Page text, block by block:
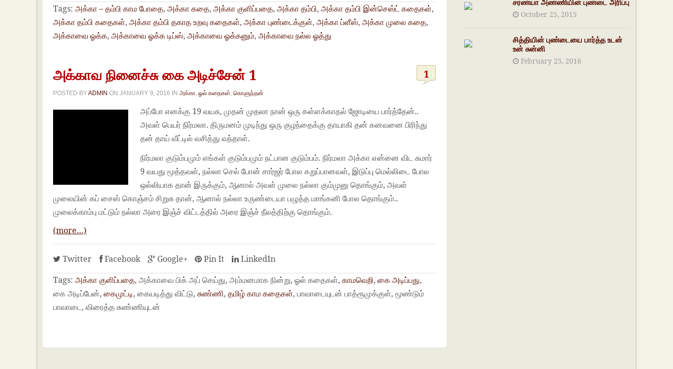
Tags: அக்கா – தம்பி காம போதை,அக்கா கதை,அக்கா குளிப்பதை,அக்கா தம்பி,அக்கா தம்பி இன்செஸ்ட் கதைகள்,
அக்கா தம்பி கதைகள்,அக்கா தம்பி தகாத உறவு கதைகள்,அக்கா புண்டைக்குள்,அக்கா ப்ளீஸ்,அக்கா முலை கதை,
அக்காவை ஓக்க,அக்காவை ஓக்க டிப்ஸ்,அக்காவை ஓக்கனும்,அக்காவை நல்ல ஓத்து
அக்காவ நினைச்சு கை அடிச்சேன் 1 1
POSTED BYADMIN ONJANUARY 9, 2016 INஅக்கா ,ஓல் கதைகள் ,கொளுந்தன்
அப்போ எனக்கு 19 வயசு, முதன் முதலா நான் ஒரு கள்ளக்காதல் ஜோடியை பார்த்தேன்..
அவள் பெயர் நிர்மலா. திருமனம் முடிந்து ஒரு குழந்தைக்கு தாயாகி தன் கனவனை பிரிந்து
தன் தாய் வீட்டில் வசித்து வந்தாள்.
நிர்மலா குடும்பமும் எங்கள் குடும்பமும் நட்பான குடும்பம். நிர்மலா அக்கா என்னை விட சுமார்
9 வயது மூத்தவள், நல்லா செல் போன் சார்ஜர் போல கறுப்பானவள், இடுப்பு மெல்லிடை போல
ஒல்லியாக தான் இருக்கும், ஆனால் அவள் முலை நல்லா கும்முனு தொங்கும், அவள்
முலையின் கப் சைஸ் கொஞ்சம் சிறுசு தான், ஆனால் நல்லா உருண்டையா பழுத்த மாங்கனி போல தொங்கும்..
முலைக்காம்பு மட்டும் நல்லா அரை இஞ்ச் விட்டத்தில் அரை இஞ்ச் நீலத்திற்கு தொங்கும்.
(more…)
Twitter Facebook Google+ Pin It
LinkedIn
Tags: அக்கா குளிப்பதை, அக்காவை பிக் அப் செய்து, அம்மனமாக நின்று, ஓல் கதைகள்,காமவெறி,கை அடிப்பது,
கை அடிப்பேன்,கைமுட்டி, கையடித்து விட்டு,சுண்ணி,தமிழ் காம கதைகள், பாவாடையுடன் பாத்ரூமுக்குள், மூண்டும்
பாவாடை, விரைத்த சுண்ணியுடன்
October 25, 2015
சித்தியின் புண்டையை பார்த்த உடன்
உன் சுன்னி
February 25, 2016